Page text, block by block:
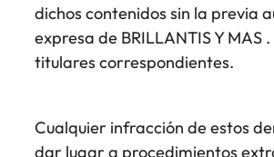
dichos contenidos sin la previa
expresa de BRILLANTIS Y MAS .
titulares correspondientes.
Cualquier infracción de estos
dar lugar a procedimientos